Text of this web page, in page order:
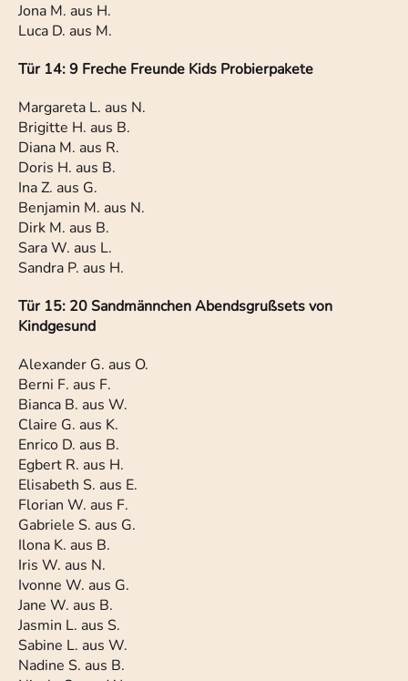
Jona M. aus H.
Luca D. aus M.
Tür 14: 9 Freche Freunde Kids Probierpakete
Margareta L. aus N.
Brigitte H. aus B.
Diana M. aus R.
Doris H. aus B.
Ina Z. aus G.
Benjamin M. aus N.
Dirk M. aus B.
Sara W. aus L.
Sandra P. aus H.
Tür 15: 20 Sandmännchen Abendsgrußsets von
Kindgesund
Alexander G. aus O.
Berni F. aus F.
Bianca B. aus W.
Claire G. aus K.
Enrico D. aus B.
Egbert R. aus H.
Elisabeth S. aus E.
Florian W. aus F.
Gabriele S. aus G.
Ilona K. aus B.
Iris W. aus N.
Ivonne W. aus G.
Jane W. aus B.
Jasmin L. aus S.
Sabine L. aus W.
Nadine S. aus B.